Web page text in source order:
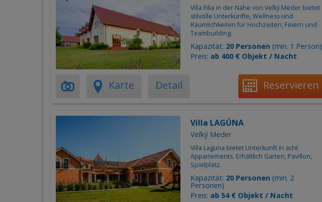
Villa Filia in der Nähe von Veľký Meder bietet
stilvolle Unterkünfte, Wellness und
Räumlichkeiten für Hochzeiten, Feiern und
Teambuilding.
Kapazität: 20 Personen (min. 1 Person)
Preis: ab 400 € Objekt / Nacht
Karte Detail Reservieren
Villa LAGÚNA
Veľký Meder
Villa Laguna bietet Unterkunft in acht
Appartements. Erhältlich Garten, Pavillon,
Spielplatz.
Kapazität: 20 Personen (min. 2
Personen)
Preis: ab 54 € Objekt / Nacht